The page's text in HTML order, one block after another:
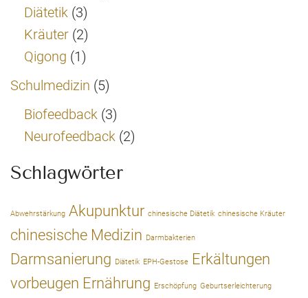
Diätetik (3)
Kräuter (2)
Qigong (1)
Schulmedizin (5)
Biofeedback (3)
Neurofeedback (2)
Schlagwörter
Abwehrstärkung Akupunktur chinesische Diätetik chinesische Kräuter
chinesische Medizin Darmbakterien
Darmsanierung Diätetik EPH-Gestose
Erkältungen
vorbeugen Ernährung Erschöpfung Geburtserleichterung